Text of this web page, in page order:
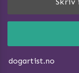
dogartist.no
Dogartist.no eies og
E-post:
Slik måler du din